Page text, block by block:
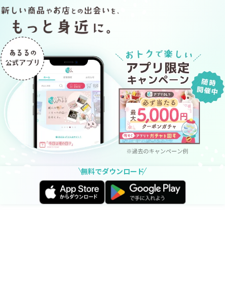
無料でダウンロード